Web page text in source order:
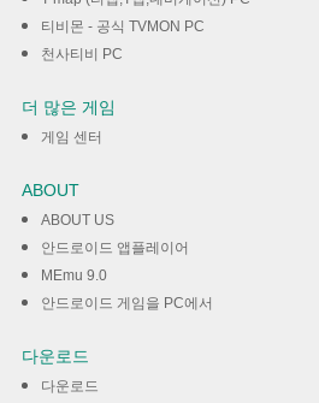
티비몬 - 공식 TVMON PC
천사티비 PC
더 많은 게임
게임 센터
ABOUT
ABOUT US
안드로이드 앱플레이어
MEmu 9.0
안드로이드 게임을 PC에서
다운로드
다운로드